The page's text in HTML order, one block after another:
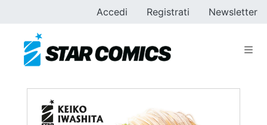
Accedi Registrati Newsletter